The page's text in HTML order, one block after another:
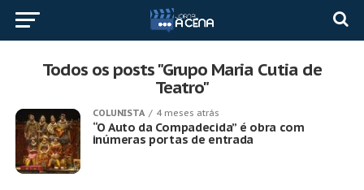
Todos os posts "Grupo Maria Cutia de
Teatro"
COLUNISTA 4 meses atrás
“O Auto da Compadecida” é obra com
inúmeras portas de entrada